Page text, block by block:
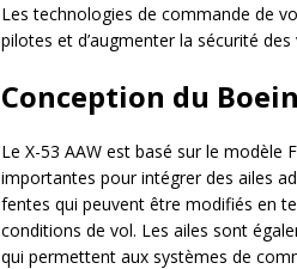
Les technologies de commande de
pilotes et d’augmenter la sécurité des
Conception du
Le X-53 AAW est basé sur le modèle
importantes pour intégrer des ailes
fentes qui peuvent être modifiés en
conditions de vol. Les ailes sont
qui permettent aux systèmes de